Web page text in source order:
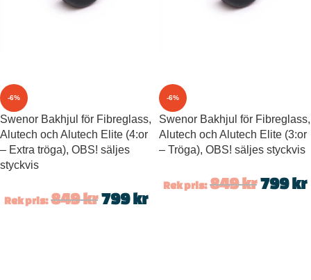
-6%
Swenor Bakhjul för Fibreglass,
Alutech och Alutech Elite (4:or
– Extra tröga), OBS! säljes
styckvis
Rek pris: 849kr 799kr
-6%
Swenor Bakhjul för Fibreglass,
Alutech och Alutech Elite (3:or
– Tröga), OBS! säljes styckvis
Rek pris: 849kr 799kr